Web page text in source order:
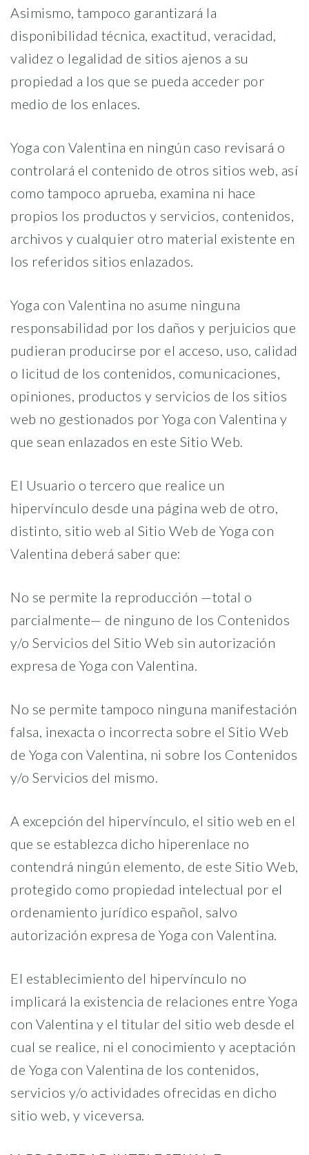
Asimismo, tampoco garantizará la
disponibilidad técnica, exactitud, veracidad,
validez o legalidad de sitios ajenos a su
propiedad a los que se pueda acceder por
medio de los enlaces.
Yoga con Valentina en ningún caso revisará o
controlará el contenido de otros sitios web, así
como tampoco aprueba, examina ni hace
propios los productos y servicios, contenidos,
archivos y cualquier otro material existente en
los referidos sitios enlazados.
Yoga con Valentina no asume ninguna
responsabilidad por los daños y perjuicios que
pudieran producirse por el acceso, uso, calidad
o licitud de los contenidos, comunicaciones,
opiniones, productos y servicios de los sitios
web no gestionados por Yoga con Valentina y
que sean enlazados en este Sitio Web.
El Usuario o tercero que realice un
hipervínculo desde una página web de otro,
distinto, sitio web al Sitio Web de Yoga con
Valentina deberá saber que:
No se permite la reproducción —total o
parcialmente— de ninguno de los Contenidos
y/o Servicios del Sitio Web sin autorización
expresa de Yoga con Valentina.
No se permite tampoco ninguna manifestación
falsa, inexacta o incorrecta sobre el Sitio Web
de Yoga con Valentina, ni sobre los Contenidos
y/o Servicios del mismo.
A excepción del hipervínculo, el sitio web en el
que se establezca dicho hiperenlace no
contendrá ningún elemento, de este Sitio Web,
protegido como propiedad intelectual por el
ordenamiento jurídico español, salvo
autorización expresa de Yoga con Valentina.
El establecimiento del hipervínculo no
implicará la existencia de relaciones entre Yoga
con Valentina y el titular del sitio web desde el
cual se realice, ni el conocimiento y aceptación
de Yoga con Valentina de los contenidos,
servicios y/o actividades ofrecidas en dicho
sitio web, y viceversa.